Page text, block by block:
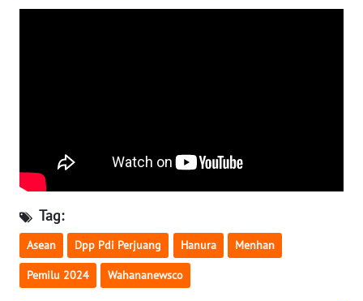
Tag:
Asean Dpp Pdi Perjuang Hanura Menhan
Pemilu 2024 Wahananewsco
SERAMBI
WN
NTB
WN
SULTENG
WN